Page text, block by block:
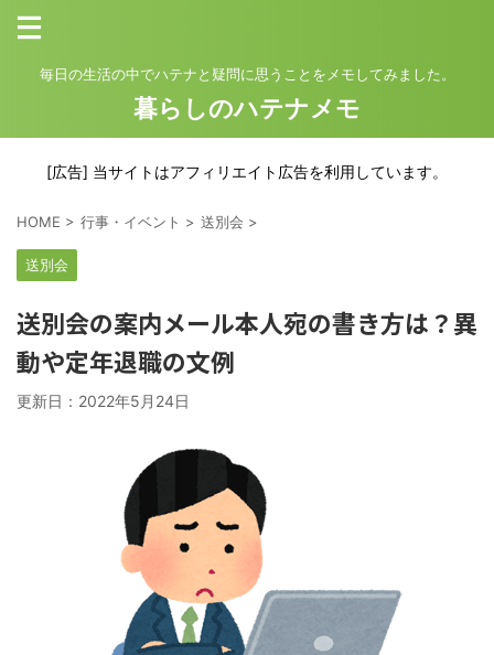
毎日の生活の中でハテナと疑問に思うことをメモしてみました。
暮らしのハテナメモ
[広告] 当サイトはアフィリエイト広告を利用しています。
HOME > 行事・イベント > 送別会 >
送別会
送別会の案内メール本人宛の書き方は？異
動や定年退職の文例
更新日： 2022年5月24日